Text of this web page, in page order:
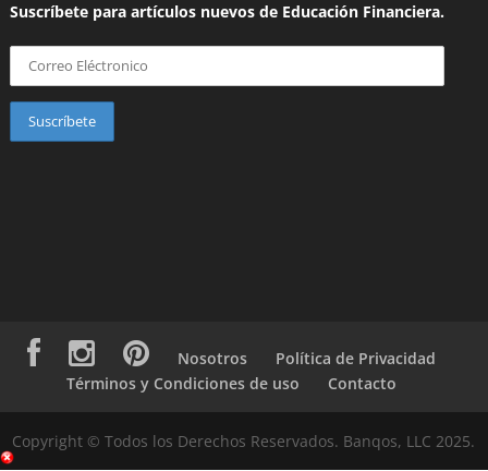
Suscríbete para artículos nuevos de Educación Financiera.
Nosotros
Política de Privacidad
Términos y Condiciones de uso
Contacto
Copyright © Todos los Derechos Reservados. Banqos, LLC 2025.